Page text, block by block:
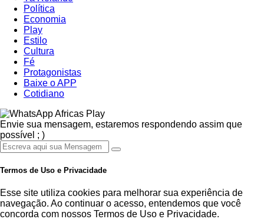
Política
Economia
Play
Estilo
Cultura
Fé
Protagonistas
Baixe o APP
Cotidiano
Africas Play
Envie sua mensagem, estaremos respondendo assim que
possível ; )
Termos de Uso e Privacidade
Esse site utiliza cookies para melhorar sua experiência de
navegação. Ao continuar o acesso, entendemos que você
concorda com nossos Termos de Uso e Privacidade.